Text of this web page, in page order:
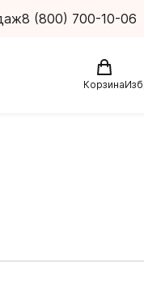
8 (800) 700-10-06
Корзина